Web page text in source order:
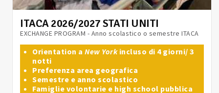
ITACA 2026/2027 STATI UNITI
EXCHANGE PROGRAM - Anno scolastico o semestre ITACA
Orientation a New Yorkincluso di 4 giorni/ 3
notti
Preferenza area geografica
Semestre e anno scolastico
Famiglie volontarie e high school pubblica